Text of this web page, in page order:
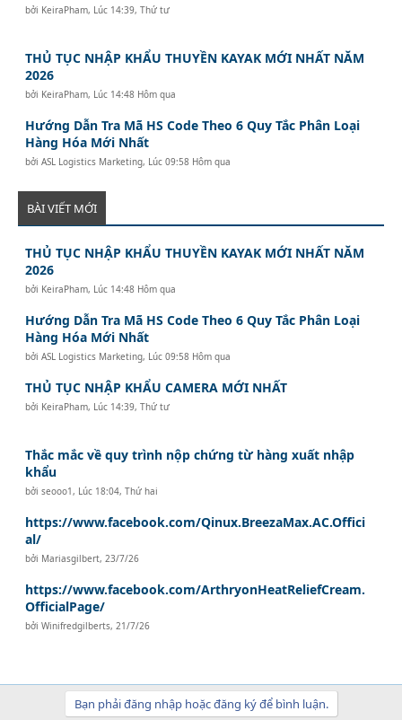
bởi KeiraPham, Lúc 14:39, Thứ tư
THỦ TỤC NHẬP KHẨU THUYỀN KAYAK MỚI NHẤT NĂM
2026
bởi KeiraPham, Lúc 14:48 Hôm qua
Hướng Dẫn Tra Mã HS Code Theo 6 Quy Tắc Phân Loại
Hàng Hóa Mới Nhất
bởiASL Logistics Marketing, Lúc 09:58 Hôm qua
BÀI VIẾT MỚI
THỦ TỤC NHẬP KHẨU THUYỀN KAYAK MỚI NHẤT NĂM
2026
bởi KeiraPham, Lúc 14:48 Hôm qua
Hướng Dẫn Tra Mã HS Code Theo 6 Quy Tắc Phân Loại
Hàng Hóa Mới Nhất
bởiASL Logistics Marketing, Lúc 09:58 Hôm qua
THỦ TỤC NHẬP KHẨU CAMERA MỚI NHẤT
bởi KeiraPham, Lúc 14:39, Thứ tư
Thắc mắc về quy trình nộp chứng từ hàng xuất nhập
khẩu
bởiseooo1 , Lúc 18:04, Thứ hai
https://www.facebook.com/Qinux.BreezaMax.AC.Offici
al/
bởi Mariasgilbert, 23/7/26
https://www.facebook.com/ArthryonHeatReliefCream.
OfficialPage/
bởiWinifredgilberts, 21/7/26
Bạn phải đăng nhập hoặc đăng ký để bình luận.